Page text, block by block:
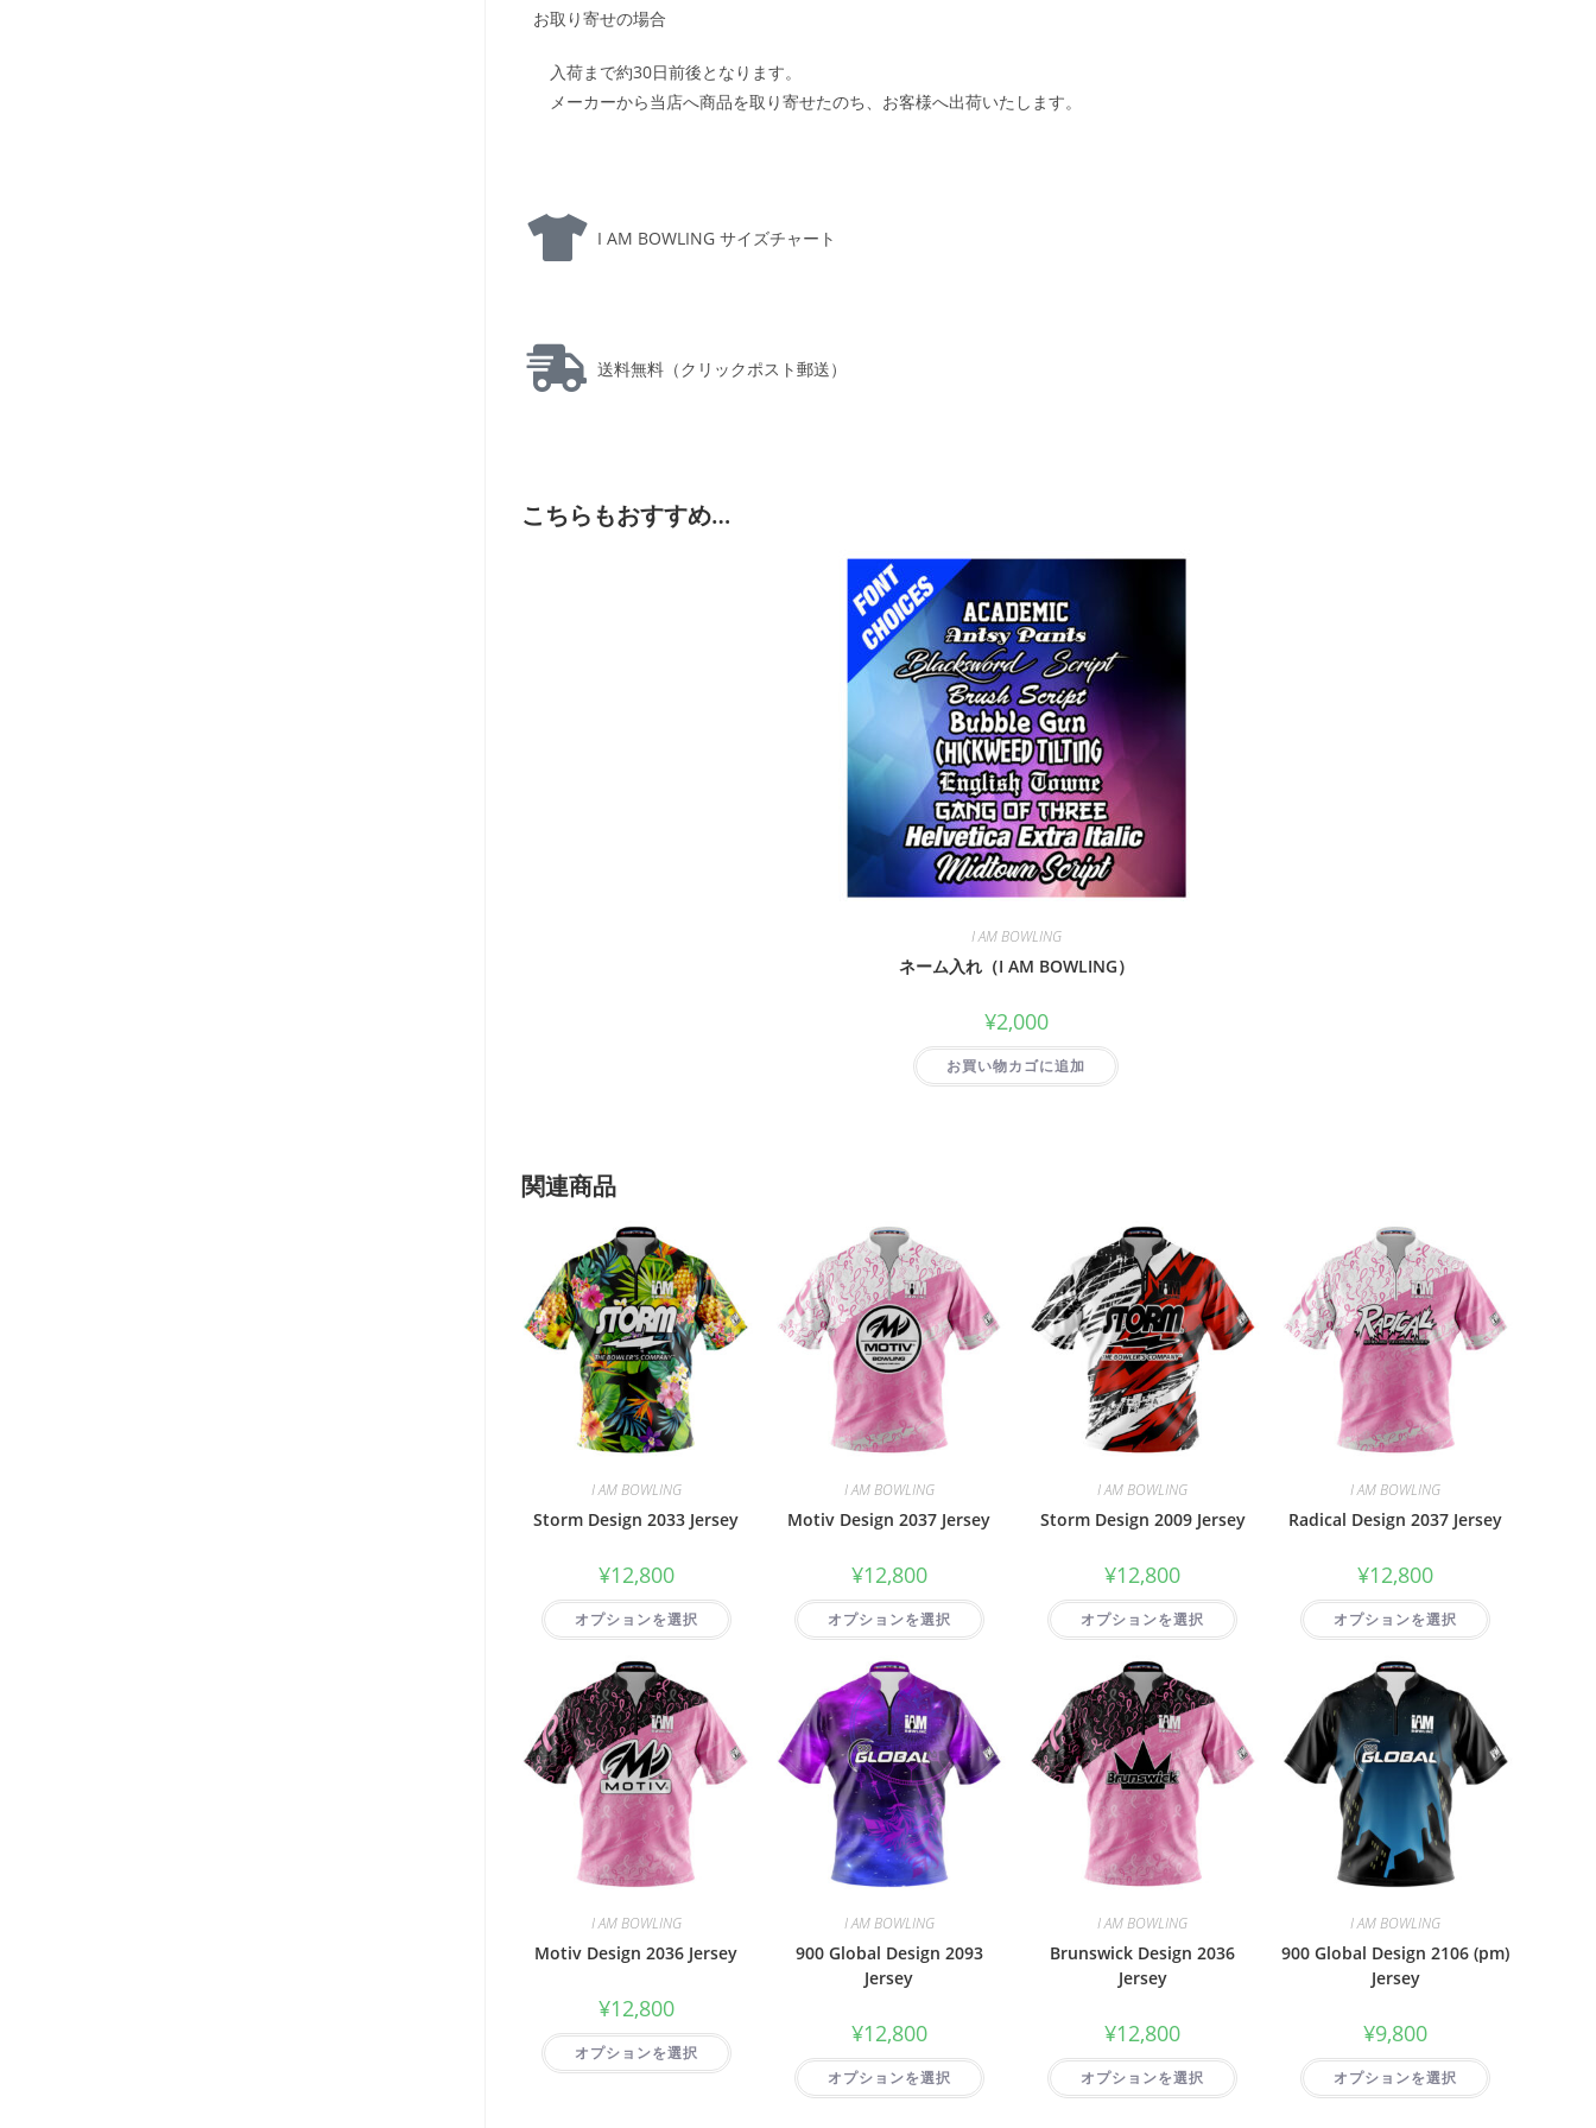
お取り寄せの場合
入荷まで約30日前後となります。
メーカーから当店へ商品を取り寄せたのち、お客様へ出荷いたします。
I AM BOWLING サイズチャート
送料無料（クリックポスト郵送）
こちらもおすすめ…
I AM BOWLING
ネーム入れ（I AM BOWLING）
¥2,000
お買い物カゴに追加
関連商品
I AM BOWLING
Storm Design 2033 Jersey
¥12,800
オプションを選択
I AM BOWLING
Motiv Design 2037 Jersey
¥12,800
オプションを選択
I AM BOWLING
Storm Design 2009 Jersey
¥12,800
オプションを選択
I AM BOWLING
Radical Design 2037 Jersey
¥12,800
オプションを選択
I AM BOWLING
Motiv Design 2036 Jersey
¥12,800
オプションを選択
I AM BOWLING
900 Global Design 2093
Jersey
¥12,800
オプションを選択
I AM BOWLING
Brunswick Design 2036
Jersey
¥12,800
オプションを選択
I AM BOWLING
900 Global Design 2106 (pm)
Jersey
¥9,800
オプションを選択